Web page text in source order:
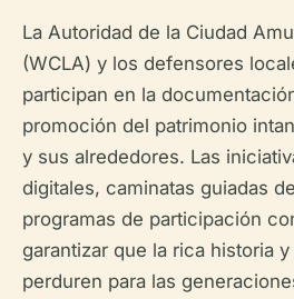
La Autoridad de la Ciudad
(WCLA) y los defensores
participan en la
promoción del patrimonio
y sus alrededores. Las
digitales, caminatas guiadas
programas de participación
garantizar que la rica historia
perduren para las